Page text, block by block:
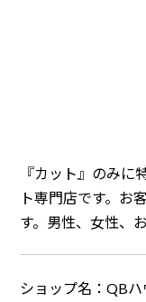
『カット』のみに
ト専門店です。お
す。男性、女性、
ショップ名：QBハ